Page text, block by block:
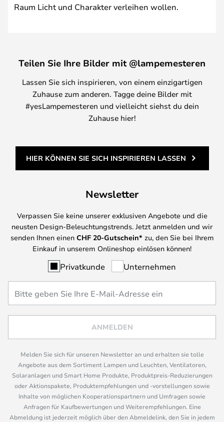
Raum Licht und Charakter verleihen wollen.
Teilen Sie Ihre Bilder mit @lampemesteren
Lassen Sie sich inspirieren, von einem einzigartigen
Zuhause zum anderen. Tagge deine Bilder mit
#yesLampemesteren und vielleicht siehst du dein
Zuhause hier!
HIER KÖNNEN SIE SICH INSPIRIEREN LASSEN
Newsletter
Verpassen Sie keine unserer exklusiven Angebote und die
neusten Design-Beleuchtungstrends. Jetzt anmelden und wir
senden Ihnen einen CHF 20-Gutschein* zu, den Sie bei Ihrem
Einkauf in unserem Onlineshop einlösen können!
Privatkunde Unternehmen
ANMELDEN
Melden Sie sich für unseren Newsletter an und erhalten sie tolle
Angebote aus dem Sortiment Lampen und Leuchten, Ventilatoren,
Solaranlagen und Smart Home Produkte, Produktpreis-Reduzierungen
oder Aktionspakete, Produktempfehlungen und -vorstellungen sowie
Inhalte von möglichen Kooperationspartnern und Umfragen sowie
Anfragen für Kaufbewertungen und Weiterempfehlungen. Eine
Abmeldung ist jederzeit möglich über den Abmeldelink, den Sie in jedem